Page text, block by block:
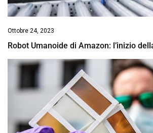
Ottobre 24, 2023
Robot Umanoide di Amazon: l’inizio